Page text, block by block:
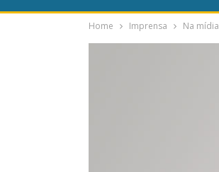
Home Imprensa Na mídia